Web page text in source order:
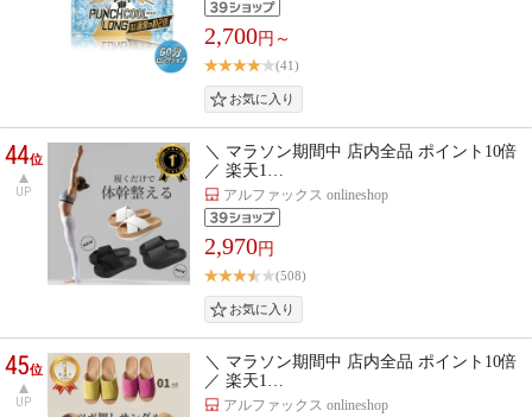
2,700円～
(41)
44位
UP
＼ マラソン期間中 店内全品 ポイント10倍
／ 楽天1…
アルファックス onlineshop
2,970円
(508)
45位
UP
＼ マラソン期間中 店内全品 ポイント10倍
／ 楽天1…
アルファックス onlineshop